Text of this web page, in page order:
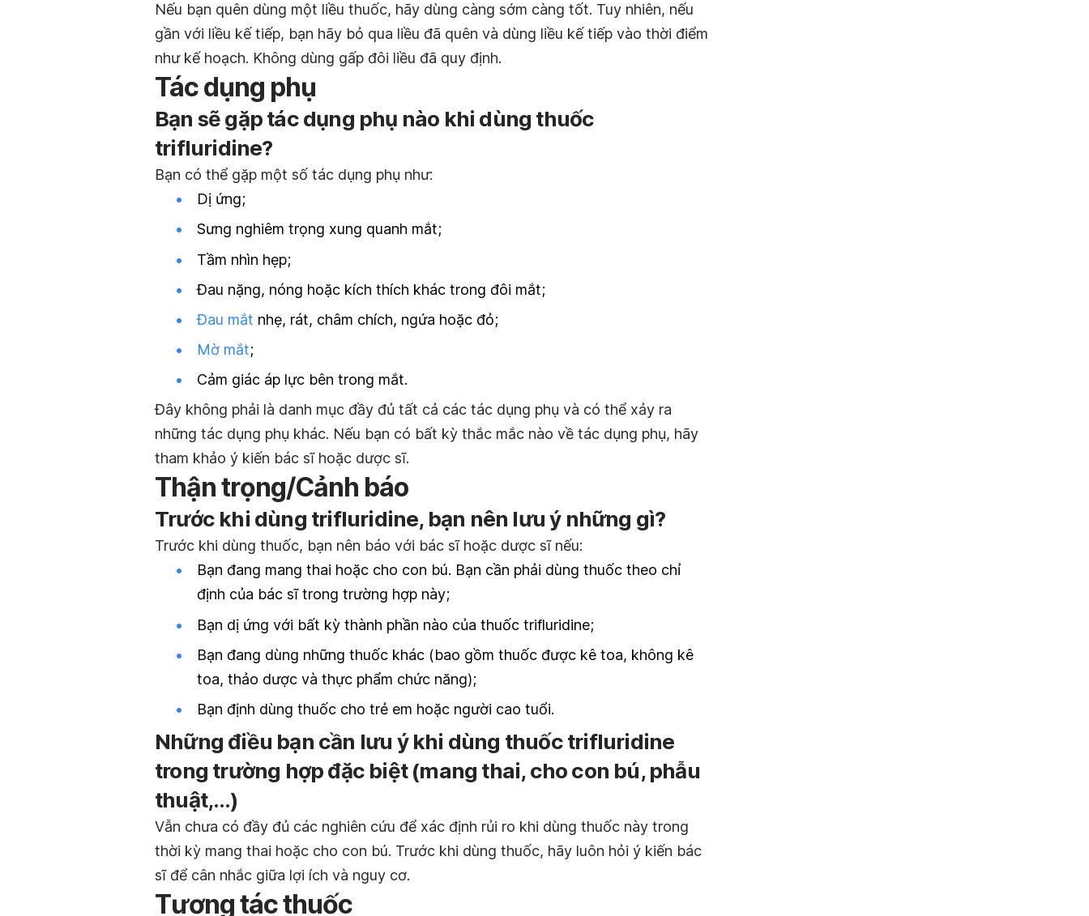
Nếu bạn quên dùng một liều thuốc, hãy dùng càng sớm càng tốt. Tuy nhiên, nếu
gần với liều kế tiếp, bạn hãy bỏ qua liều đã quên và dùng liều kế tiếp vào thời điểm
như kế hoạch. Không dùng gấp đôi liều đã quy định.
Tác dụng phụ
Bạn sẽ gặp tác dụng phụ nào khi dùng thuốc
trifluridine?
Bạn có thể gặp một số tác dụng phụ như:
Dị ứng;
Sưng nghiêm trọng xung quanh mắt;
Tầm nhìn hẹp;
Đau nặng, nóng hoặc kích thích khác trong đôi mắt;
Đau mắt nhẹ, rát, châm chích, ngứa hoặc đỏ;
Mờ mắt;
Cảm giác áp lực bên trong mắt.
Đây không phải là danh mục đầy đủ tất cả các tác dụng phụ và có thể xảy ra
những tác dụng phụ khác. Nếu bạn có bất kỳ thắc mắc nào về tác dụng phụ, hãy
tham khảo ý kiến bác sĩ hoặc dược sĩ.
Thận trọng/Cảnh báo
Trước khi dùng trifluridine, bạn nên lưu ý những gì?
Trước khi dùng thuốc, bạn nên báo với bác sĩ hoặc dược sĩ nếu:
Bạn đang mang thai hoặc cho con bú. Bạn cần phải dùng thuốc theo chỉ
định của bác sĩ trong trường hợp này;
Bạn dị ứng với bất kỳ thành phần nào của thuốc trifluridine;
Bạn đang dùng những thuốc khác (bao gồm thuốc được kê toa, không kê
toa, thảo dược và thực phẩm chức năng);
Bạn định dùng thuốc cho trẻ em hoặc người cao tuổi.
Những điều bạn cần lưu ý khi dùng thuốc trifluridine
trong trường hợp đặc biệt (mang thai, cho con bú, phẫu
thuật,…)
Vẫn chưa có đầy đủ các nghiên cứu để xác định rủi ro khi dùng thuốc này trong
thời kỳ mang thai hoặc cho con bú. Trước khi dùng thuốc, hãy luôn hỏi ý kiến bác
sĩ để cân nhắc giữa lợi ích và nguy cơ.
Tương tác thuốc